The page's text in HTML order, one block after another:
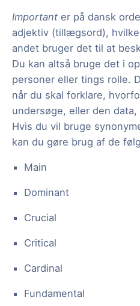
Important er på dansk
adjektiv (tillægsord),
andet bruger det til at
Du kan altså bruge det i
personer eller tings rolle.
når du skal forklare,
undersøge, eller den
Hvis du vil bruge
kan du gøre brug af de
Main
Dominant
Crucial
Critical
Cardinal
Fundamental